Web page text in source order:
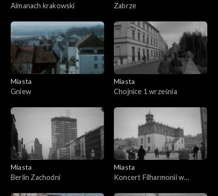
Almanach krakowski
Zabrze
Miasta
Gniew
Miasta
Chojnice 1 września
Miasta
Berlin Zachodni
Miasta
Koncert Filharmonii w